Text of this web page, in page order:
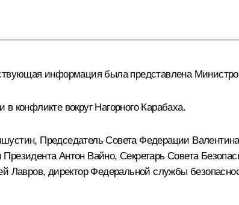
информация была представлена
конфликте вокруг Нагорного Карабаха.
, Председатель Совета Федерации
Президента Антон Вайно, Секретарь Совета
Лавров, директор Федеральной службы